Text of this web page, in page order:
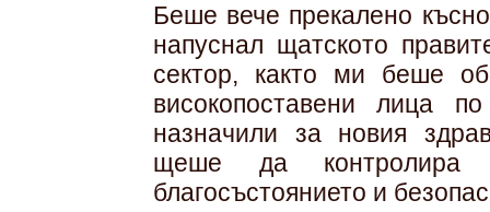
Беше вече прекалено
напуснал щатското
сектор, както ми беше
високопоставени лица
назначили за новия
щеше да контролира
благосъстоянието и